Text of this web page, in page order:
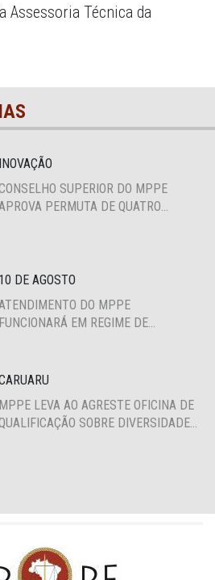
Assessoria Técnica da
INOVAÇÃO
SUPERIOR DO MPPE
PERMUTA DE QUATRO
10 DE AGOSTO
DO MPPE
FUNCIONARÁ EM REGIME DE
MPPE LEVA AO AGRESTE OFICINA DE
SOBRE DIVERSIDADE